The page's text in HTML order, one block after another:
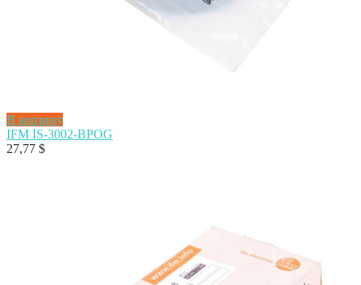
В корзину
IFM IS-3002-BPOG
27,77 $